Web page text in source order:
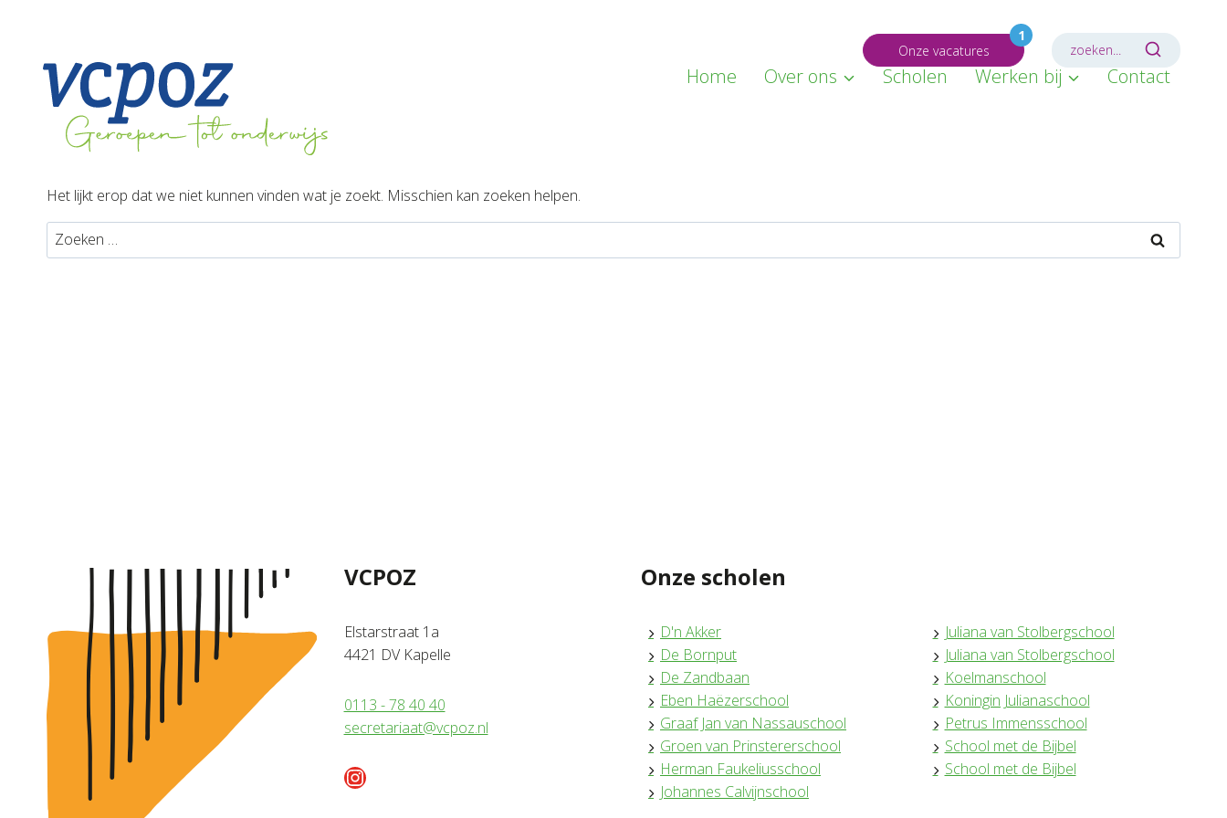
Onze vacatures 1 zoeken...
Home Over ons Scholen Werken bij Contact
Het lijkt erop dat we niet kunnen vinden wat je zoekt. Misschien kan zoeken helpen.
Zoeken
naar:
VCPOZ
Elstarstraat 1a
4421 DV Kapelle
0113 - 78 40 40
secretariaat@vcpoz.nl
Instagram
Onze scholen
D'n Akker
De Bornput
De Zandbaan
Eben Haëzerschool
Graaf Jan van Nassauschool
Groen van Prinstererschool
Herman Faukeliusschool
Johannes Calvijnschool
Juliana van Stolbergschool
Juliana van Stolbergschool
Koelmanschool
Koningin Julianaschool
Petrus Immensschool
School met de Bijbel
School met de Bijbel